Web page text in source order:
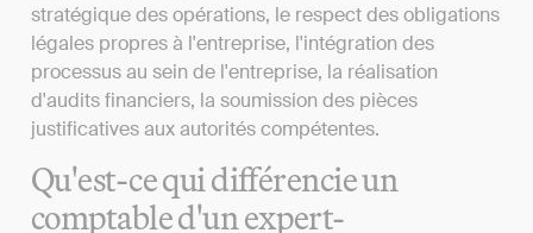
stratégique des opérations, le respect des obligations
légales propres à l'entreprise, l'intégration des
processus au sein de l'entreprise, la réalisation
d'audits financiers, la soumission des pièces
justificatives aux autorités compétentes.
Qu'est-ce qui différencie un
comptable d'un expert-